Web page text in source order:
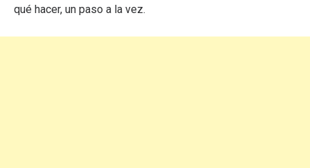
qué hacer, un paso a la vez.